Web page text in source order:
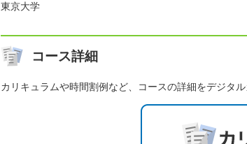
東京大学
コース詳細
カリキュラムや時間割例など、コースの詳細をデジタ